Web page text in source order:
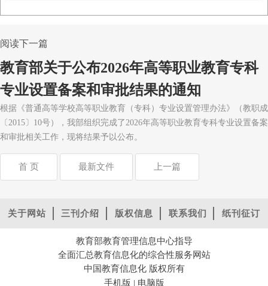
阅读下一篇
教育部关于公布2026年高等职业教育专科
专业设置备案和审批结果的通知
根据《普通高等学校高等职业教育（专科）专业设置管理办法》（教职成
〔2015〕10号），我部组织完成了2026年高等职业教育专科专业设置备案
和审批相关工作，现将结果予以公布。
首 页 最新文件 上一篇
关于网站 三刊介绍 版权信息 联系我们 纸刊征订
教育部教育管理信息中心指导
全面汇总教育信息化的综合性服务网站
中国教育信息化 版权所有
手机版 | 电脑版